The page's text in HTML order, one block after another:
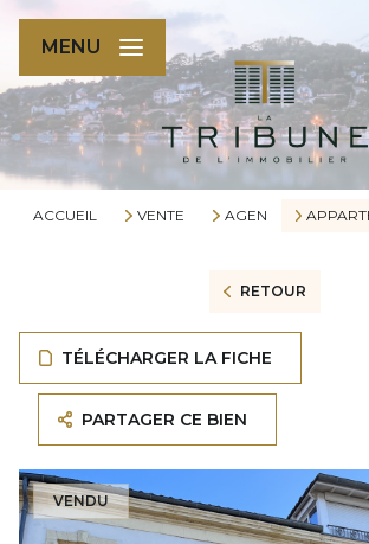
MENU
ACCUEIL VENTE AGEN
RETOUR
TÉLÉCHARGER LA FICHE
PARTAGER CE BIEN
VENDU